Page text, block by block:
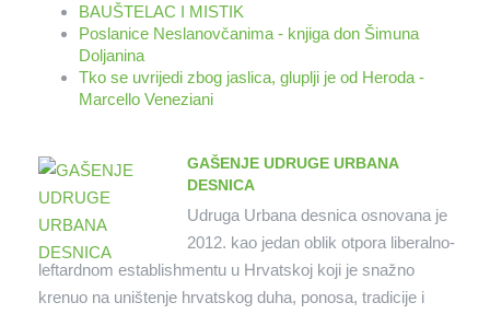
BAUŠTELAC I MISTIK
Poslanice Neslanovčanima - knjiga don Šimuna
Doljanina
Tko se uvrijedi zbog jaslica, gluplji je od Heroda -
Marcello Veneziani
GAŠENJE UDRUGE URBANA
DESNICA
Udruga Urbana desnica osnovana je
2012. kao jedan oblik otpora liberalno-
leftardnom establishmentu u Hrvatskoj koji je snažno
krenuo na uništenje hrvatskog duha, ponosa, tradicije i